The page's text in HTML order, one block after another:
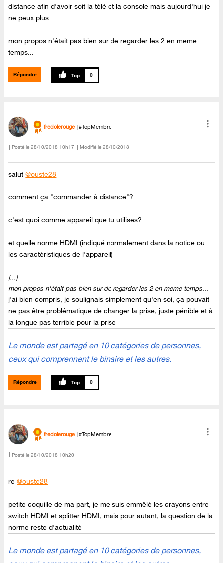
distance afin d'avoir soit la télé et la console mais aujourd'hui je
ne peux plus
mon propos n'était pas bien sur de regarder les 2 en meme
temps...
Répondre 0
fredolerouge #TopMembre
Posté le ‎28/10/2018 10h17 Modifié le 28/10/2018
salut@ouste28
comment ça "commander à distance"?
c'est quoi comme appareil que tu utilises?
et quelle norme HDMI (indiqué normalement dans la notice ou
les caractéristiques de l'appareil)
[...]
mon propos n'était pas bien sur de regarder les 2 en meme temps...
j'ai bien compris, je soulignais simplement qu'en soi, ça pouvait
ne pas être problématique de changer la prise, juste pénible et à
la longue pas terrible pour la prise
Le monde est partagé en 10 catégories de personnes,
ceux qui comprennent le binaire et les autres.
Répondre 0
fredolerouge #TopMembre
Posté le ‎28/10/2018 10h20
re@ouste28
petite coquille de ma part, je me suis emmêlé les crayons entre
switch HDMI et splitter HDMI, mais pour autant, la question de la
norme reste d'actualité
Le monde est partagé en 10 catégories de personnes,